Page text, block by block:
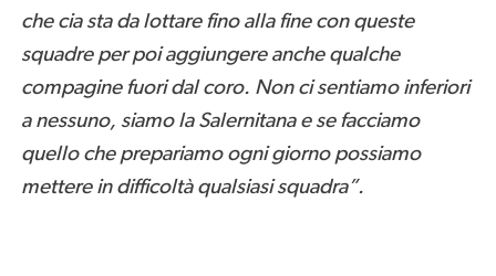
che cia sta da lottare fino alla fine con queste
squadre per poi aggiungere anche qualche
compagine fuori dal coro. Non ci sentiamo inferiori
a nessuno, siamo la Salernitana e se facciamo
quello che prepariamo ogni giorno possiamo
mettere in difficoltà qualsiasi squadra”.